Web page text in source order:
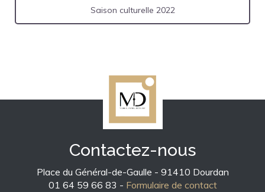
Saison culturelle 2022
Contactez-nous
Place du Général-de-Gaulle - 91410 Dourdan
01 64 59 66 83 - Formulaire de contact